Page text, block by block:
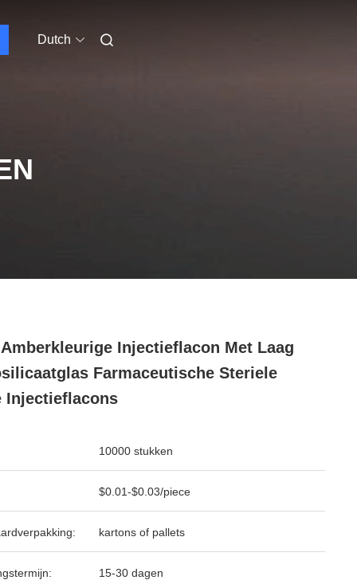
Dutch
Injectieflacon Met Laag
Farmaceutische Steriele
Injectieflacons
10000 stukken
$0.01-$0.03/piece
kartons of pallets
15-30 dagen